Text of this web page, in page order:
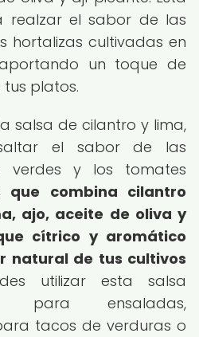
realzar el sabor de las
hortalizas cultivadas en
un toque de
platos.
salsa de cilantro y lima,
el sabor de las
verdes y los tomates
que combina cilantro
ajo, aceite de oliva y
cítrico y aromático
natural de tus cultivos
utilizar esta salsa
para ensaladas,
tacos de verduras o